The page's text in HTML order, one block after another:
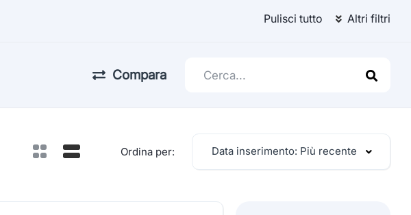
Pulisci tutto Altri filtri
Compara
Ordina per: Data inserimento: Più recente